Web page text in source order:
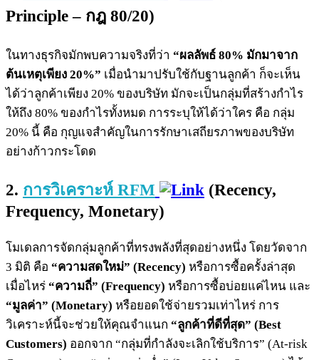
Principle – กฎ 80/20)
ในทางธุรกิจมักพบความจริงที่ว่า “ผลลัพธ์ 80% มักมาจาก
ต้นเหตุเพียง 20%” เมื่อนำมาปรับใช้กับฐานลูกค้า ก็จะเห็น
ได้ว่าลูกค้าเพียง 20% ของบริษัท มักจะเป็นกลุ่มที่สร้างกำไร
ให้ถึง 80% ของกำไรทั้งหมด การระบุให้ได้ว่าใคร คือ กลุ่ม
20% นี้ คือ กุญแจสำคัญในการรักษาเสถียรภาพของบริษัท
อย่างก้าวกระโดด
2. การวิเคราะห์ RFM
(Recency,
Frequency, Monetary)
โมเดลการจัดกลุ่มลูกค้าที่ทรงพลังที่สุดอย่างหนึ่ง โดยวัดจาก
3 มิติ คือ “ความสดใหม่” (Recency) หรือการซื้อครั้งล่าสุด
เมื่อไหร่ “ความถี่” (Frequency) หรือการซื้อบ่อยแค่ไหน และ
“มูลค่า” (Monetary) หรือยอดใช้จ่ายรวมเท่าไหร่ การ
วิเคราะห์นี้จะช่วยให้คุณจำแนก “ลูกค้าที่ดีที่สุด” (Best
Customers) ออกจาก “กลุ่มที่กำลังจะเลิกใช้บริการ” (At-risk